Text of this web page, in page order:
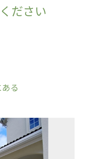
ださい
る